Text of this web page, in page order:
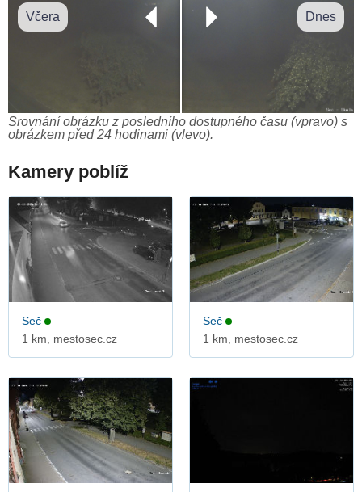
Včera Dnes
Srovnání obrázku z posledního dostupného času (vpravo) s
obrázkem před 24 hodinami (vlevo).
Kamery poblíž
Seč
1 km, mestosec.cz
Seč
1 km, mestosec.cz